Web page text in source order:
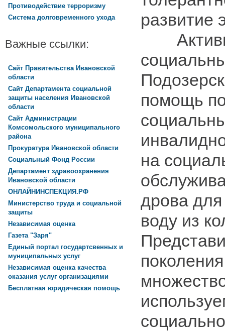
развитие
помощь
на
дрова для
воду из
Противодействие терроризму
Система долговременного ухода
Важные ссылки:
Сайт Правительства Ивановской
области
Сайт Департамента социальной
защиты населения Ивановской
области
Сайт Администрации
Комсомольского муниципального
района
Прокуратура Ивановской области
Социальный Фонд России
Департамент здравоохранения
Ивановской области
ОНЛАЙНИНСПЕКЦИЯ.РФ
Министерство труда и социальной
защиты
Независимая оценка
Газета "Заря"
Единый портал государтсвенных и
муниципальных услуг
Независимая оценка качества
оказания услуг организациями
Бесплатная юридическая помощь